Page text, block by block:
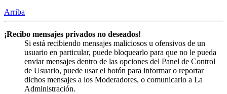
Arriba
¡Recibo mensajes privados no deseados!
Si está recibiendo mensajes maliciosos u ofensivos de un
usuario en particular, puede bloquearlo para que no le pueda
enviar mensajes dentro de las opciones del Panel de Control
de Usuario, puede usar el botón para informar o reportar
dichos mensajes a los Moderadores, o comunicarlo a La
Administración.